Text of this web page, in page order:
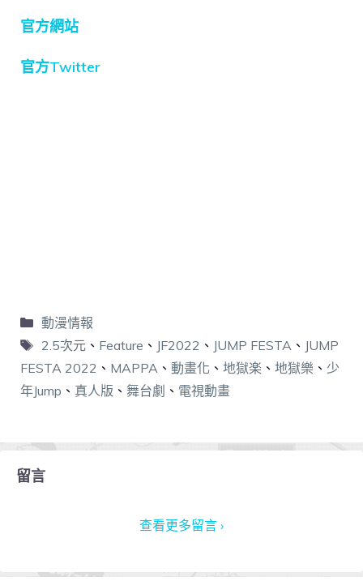
官方網站
官方Twitter
動漫情報
2.5次元、 Feature 、 JF2022 、 JUMP FESTA、 JUMP
FESTA 2022 、 MAPPA 、 動畫化 、 地獄楽 、 地獄樂 、 少
年Jump 、 真人版 、 舞台劇 、 電視動畫
留言
查看更多留言 ›